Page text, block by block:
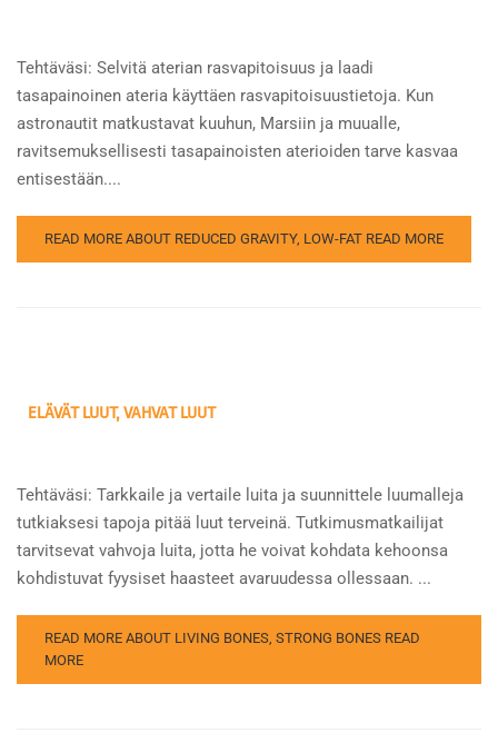
Tehtäväsi: Selvitä aterian rasvapitoisuus ja laadi
tasapainoinen ateria käyttäen rasvapitoisuustietoja. Kun
astronautit matkustavat kuuhun, Marsiin ja muualle,
ravitsemuksellisesti tasapainoisten aterioiden tarve kasvaa
entisestään....
READ MORE ABOUT REDUCED GRAVITY, LOW-FAT READ MORE
ELÄVÄT LUUT, VAHVAT LUUT
Tehtäväsi: Tarkkaile ja vertaile luita ja suunnittele luumalleja
tutkiaksesi tapoja pitää luut terveinä. Tutkimusmatkailijat
tarvitsevat vahvoja luita, jotta he voivat kohdata kehoonsa
kohdistuvat fyysiset haasteet avaruudessa ollessaan. ...
READ MORE ABOUT LIVING BONES, STRONG BONES READ
MORE